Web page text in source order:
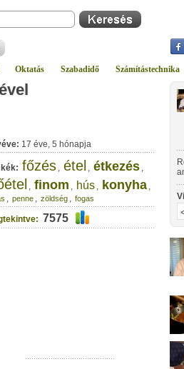
Oktatás Szabadidő Számítástechnika
17 éve, 5 hónapja
főzés , étel , étkezés ,
, finom , hús , konyha ,
, penne , zöldség , fogas
7575